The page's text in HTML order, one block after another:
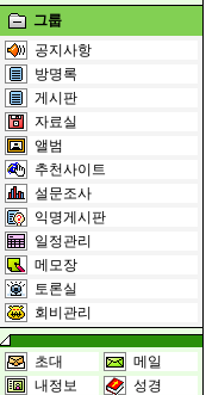
그룹
공지사항
방명록
게시판
자료실
앨범
추천사이트
설문조사
익명게시판
일정관리
메모장
토론실
회비관리
초대
메일
내정보
성경